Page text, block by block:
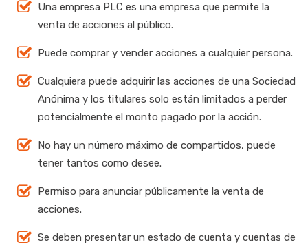
Una empresa PLC es una empresa que permite la
venta de acciones al público.
Puede comprar y vender acciones a cualquier persona.
Cualquiera puede adquirir las acciones de una Sociedad
Anónima y los titulares solo están limitados a perder
potencialmente el monto pagado por la acción.
No hay un número máximo de compartidos, puede
tener tantos como desee.
Permiso para anunciar públicamente la venta de
acciones.
Se deben presentar un estado de cuenta y cuentas de